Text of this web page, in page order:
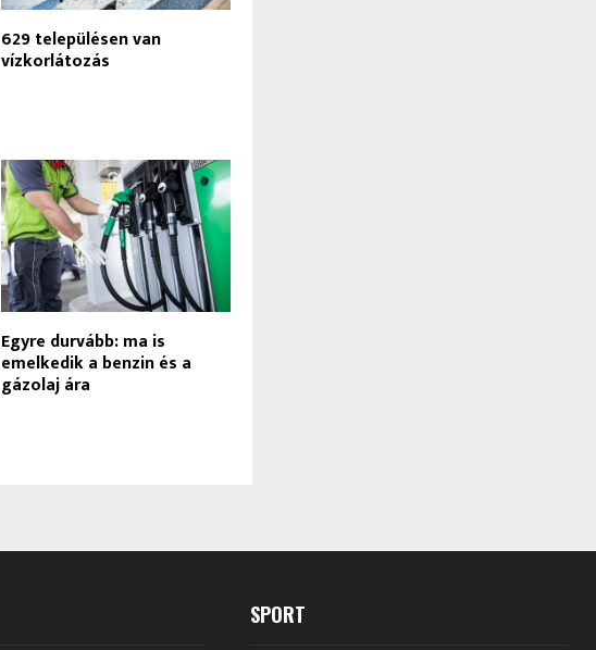
629 településen van
vízkorlátozás
Egyre durvább: ma is
emelkedik a benzin és a
gázolaj ára
SPORT